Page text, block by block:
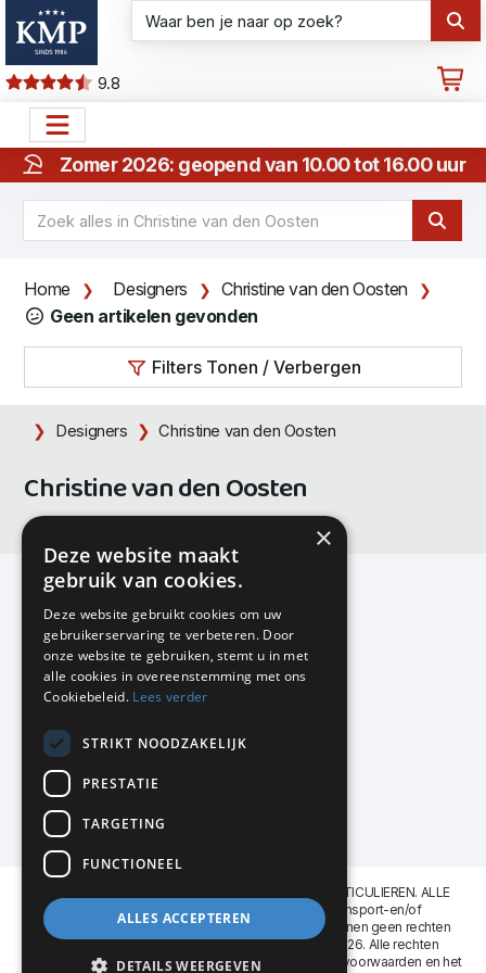
9.8
Zomer 2026: geopend van 10.00 tot 16.00 uur
Home Designers
Christine van den Oosten
Geen artikelen gevonden
Filters Tonen / Verbergen
Designers Christine van den Oosten
Christine van den Oosten
KMP Kantoormeubilair
Airport Business Park
Frankfurtstraat 29-31
1175 RH Lijnden
020-617 01 26
info@kmpkantoormeubilair.nl
Facebook
Instagram
KMP Kantoormeubilair levert aan BEDRIJVEN en PARTICULIEREN. ALLE
GENOEMDE PRIJZEN ZIJN EXCL. 21% B.T.W. Transport-en/of
Montagekosten op aanvraag. Aan deze website kunnen geen rechten
worden ontleend. KMP Kantoormeubilair VOF © 2026. Alle rechten
voorbehouden. Lees voor gebruik graag de
leveringsvoorwaarden en het
×
Deze website maakt
gebruik van cookies.
Deze website gebruikt cookies om uw
gebruikerservaring te verbeteren. Door
onze website te gebruiken, stemt u in met
alle cookies in overeenstemming met ons
Cookiebeleid. Lees verder
STRIKT NOODZAKELIJK
PRESTATIE
TARGETING
FUNCTIONEEL
ALLES ACCEPTEREN
DETAILS WEERGEVEN